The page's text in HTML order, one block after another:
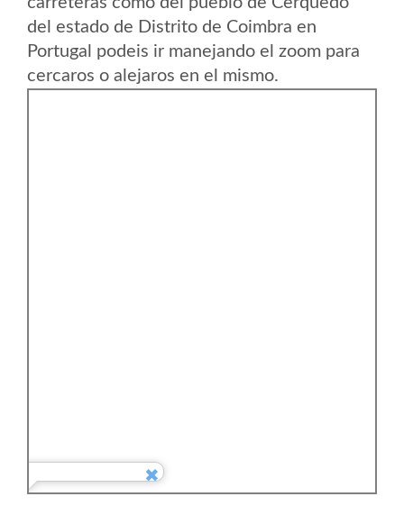
del estado de Distrito de Coimbra en
Portugal podeis ir manejando el zoom para
cercaros o alejaros en el mismo.